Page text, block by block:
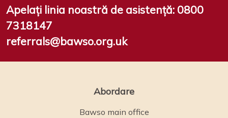
Apelați linia noastră de asistență: 0800
7318147
referrals@bawso.org.uk
Abordare
Bawso main office